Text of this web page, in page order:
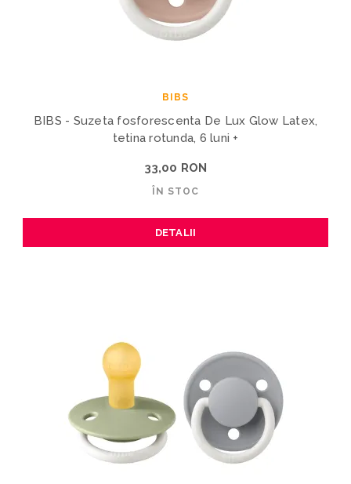
BIBS
BIBS - Suzeta fosforescenta De Lux Glow Latex,
tetina rotunda, 6 luni +
33,00 RON
ÎN STOC
DETALII